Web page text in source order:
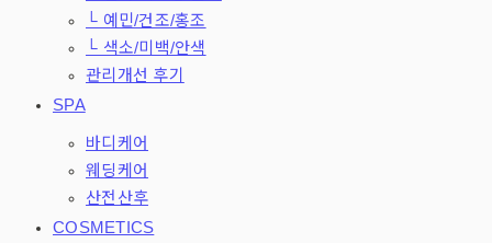
└ 예민/건조/홍조
└ 색소/미백/안색
관리개선 후기
SPA
바디케어
웨딩케어
산전산후
COSMETICS